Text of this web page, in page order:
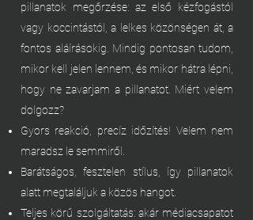
pillanatok megőrzése: az első kézfogástól
vagy koccintástól, a lelkes közönségen át, a
fontos aláírásokig. Mindig pontosan tudom,
mikor kell jelen lennem, és mikor hátra lépni,
hogy ne zavarjam a pillanatot. Miért velem
dolgozz?
Gyors reakció, precíz időzítés! Velem nem
maradsz le semmiről.
Barátságos, fesztelen stílus, így pillanatok
alatt megtaláljuk a közös hangot.
Teljes körű szolgáltatás: akár médiacsapatot